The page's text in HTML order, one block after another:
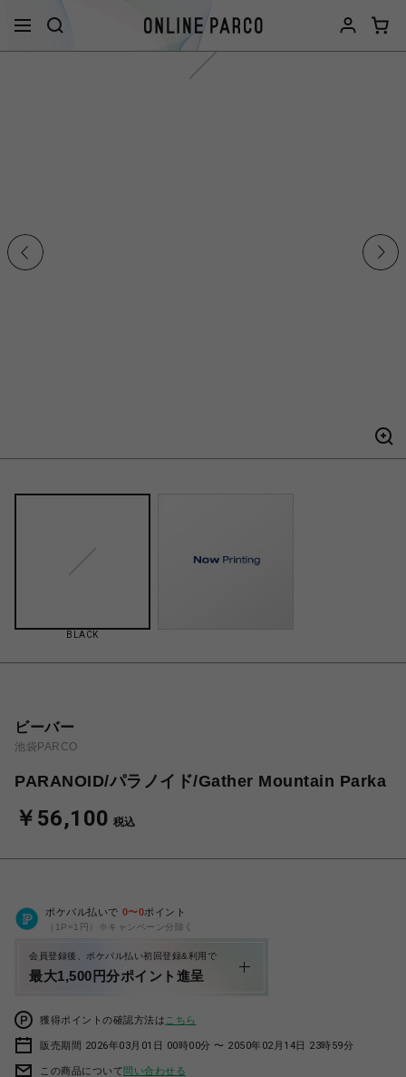
BLACK
ビーバー
池袋PARCO
PARANOID/パラノイド/Gather Mountain Parka
￥56,100 税込
ポケパル払いで 0〜0ポイント
（1P=1円）※キャンペーン分除く
会員登録後、ポケパル払い初回登録&利用で
最大1,500円分ポイント進呈
獲得ポイントの確認方法は こちら
販売期間 2026年03月01日 00時00分 〜 2050年02月14日 23時59分
この商品について問い合わせる